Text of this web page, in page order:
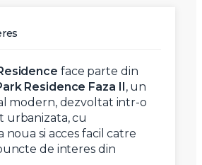
face parte din
Residence Faza II , un
modern, dezvoltat intr-o
urbanizata, cu
si acces facil catre
de interes din